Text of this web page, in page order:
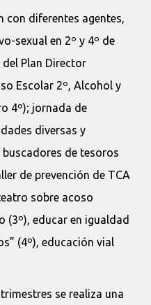
con diferentes agentes,
sexual en 2º y 4º de
del Plan Director
Escolar 2º, Alcohol y
4º); jornada de
diversas y
de tesoros
de prevención de TCA
sobre acoso
(3º), educar en igualdad
(4º), educación vial
se realiza una